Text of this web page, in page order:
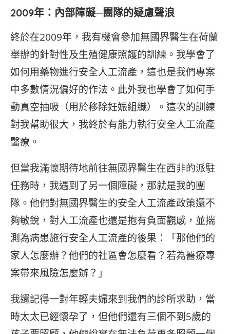
2009年：內部障礙─團隊的疑慮聲浪
終於在2009年，我有機會參加無國界醫生在荷蘭
舉辦的針對性及生殖健康照護的訓練。我學會了
如何用藥物進行安全人工流產，這也是我們專案
中多數情況偏好的作法。此外我也學會了如何手
動真空抽吸（用於移除妊娠組織）。這次的訓練
對我幫助很大，我終於有能力執行安全人工流產
醫療。
但當我滿懷期待地前往無國界醫生在西非的派駐
任務時，我遇到了另一個障礙，那就是我的團
隊。他們對無國界醫生的安全人工流產政策還不
夠敏銳，對人工流產也還是抱有負面觀感，並揣
測為病患施行安全人工流產的後果：「那他們的
家人怎麼辦？他們的社區會怎麼看？若為醫療專
案帶來風險怎麼辦？」
我還記得一對年輕夫婦來到我們的診所求助，當
時太太已經懷孕了，但他們還有三個不到5歲的